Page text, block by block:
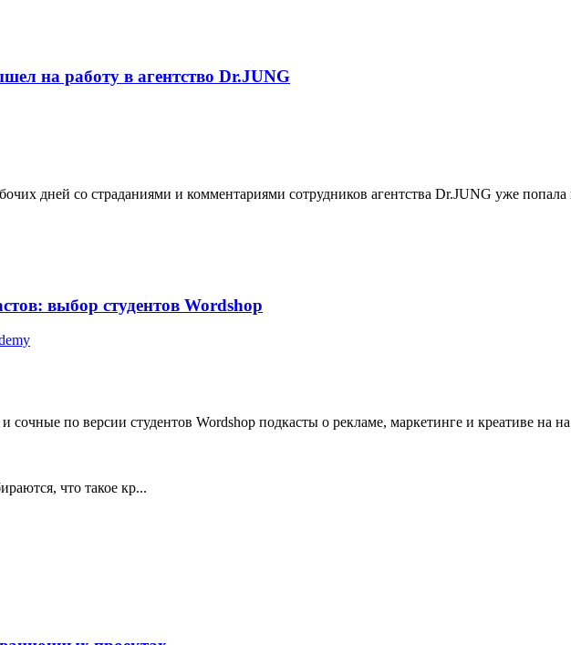
на работу в агентство Dr.JUNG
дней со страданиями и комментариями сотрудников агентства Dr.JUNG уже
выбор студентов Wordshop
по версии студентов Wordshop подкасты о рекламе, маркетинге и креативе на
что такое кр...